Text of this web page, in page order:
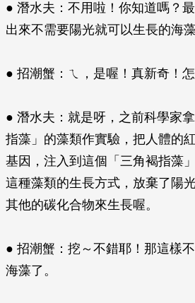
● 潛水夫：不用啦！你知道嗎？
出來不需要陽光就可以生長的海藻
● 招潮蟹：ㄟ，是喔！真新奇！
● 潛水夫：就是呀，之前科學家
指藻」的藻類作實驗，把人體的
基因，注入到這個「三角褐指藻
這種藻類的生長方式，放棄了陽
其他的碳化合物來生長喔。
● 招潮蟹：挖～不錯耶！那這樣
海藻了。